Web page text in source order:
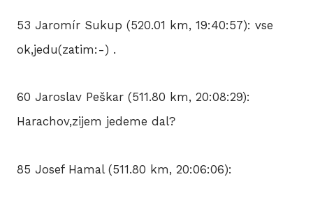
53 Jaromír Sukup (520.01 km, 19:40:57): vse
ok,jedu(zatim:-) .
60 Jaroslav Peškar (511.80 km, 20:08:29):
Harachov,zijem jedeme dal?
85 Josef Hamal (511.80 km, 20:06:06):